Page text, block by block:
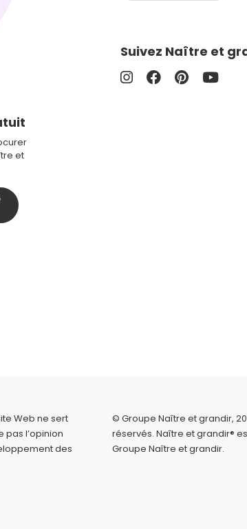
et
Suivez Naître et
Web ne sert
pas l’opinion
des
© Groupe Naître et grandir,
réservés. Naître et grandir®
Groupe Naître et grandir.